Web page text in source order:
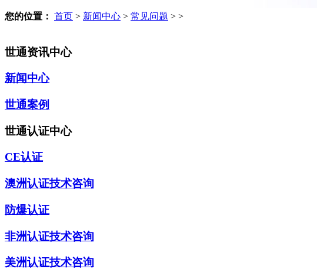
您的位置： 首页 > 新闻中心 > 常见问题 > >
世通资讯中心
新闻中心
世通案例
世通认证中心
CE认证
澳洲认证技术咨询
防爆认证
非洲认证技术咨询
美洲认证技术咨询